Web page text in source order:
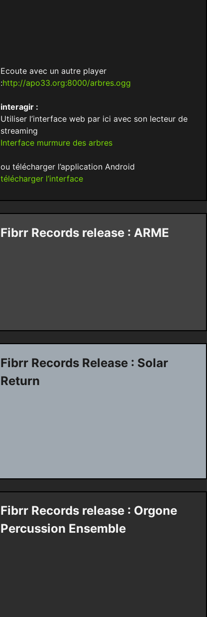
Ecoute avec un autre player
:http://apo33.org:8000/arbres.ogg
interagir :
Utiliser l’interface web par ici avec son lecteur de
streaming
Interface murmure des arbres
ou télécharger l’application Android
télécharger l’interface
Fibrr Records release : ARME
Fibrr Records Release : Solar
Return
Fibrr Records release : Orgone
Percussion Ensemble